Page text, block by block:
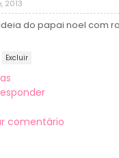
2013
do papai noel com
Excluir
comentário